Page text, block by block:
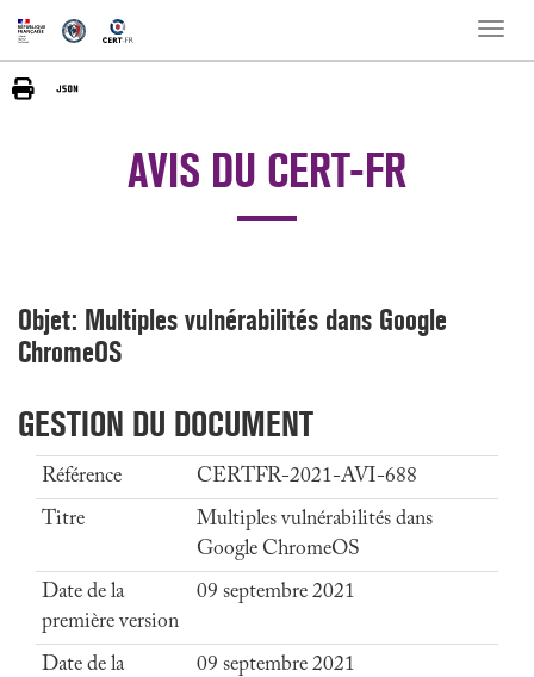
Toggle
AVIS DU CERT-FR
Objet: Multiples vulnérabilités dans Google
ChromeOS
GESTION DU DOCUMENT
Référence
CERTFR-2021-AVI-688
Titre
Multiples vulnérabilités dans
Google ChromeOS
Date de la
première version
09 septembre 2021
Date de la
09 septembre 2021